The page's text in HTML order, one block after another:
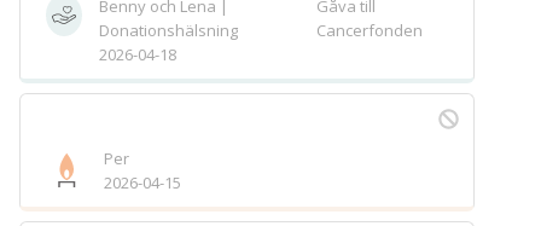
Benny och Lena |
Donationshälsning
2026-04-18
Gåva till
Cancerfonden
Per
2026-04-15